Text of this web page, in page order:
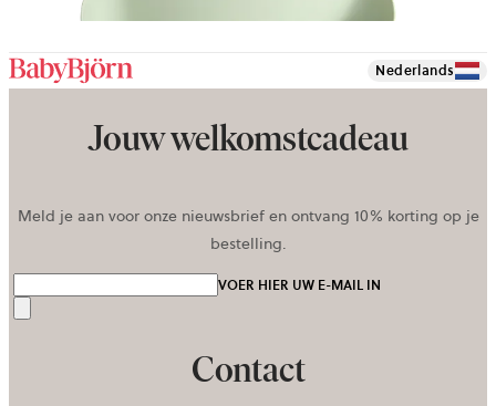
Nederlands
Jouw welkomstcadeau
Meld je aan voor onze nieuwsbrief en ontvang 10% korting op je
bestelling.
VOER HIER UW E-MAIL IN
Contact